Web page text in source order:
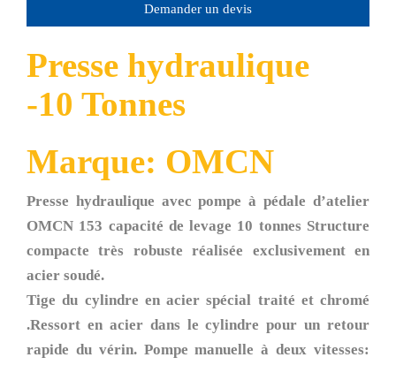
Demander un devis
Presse hydraulique
-10 Tonnes
Marque: OMCN
Presse hydraulique avec pompe à pédale d’atelier
OMCN 153 capacité de levage 10 tonnes Structure
compacte très robuste réalisée exclusivement en
acier soudé.
Tige du cylindre en acier spécial traité et chromé
.Ressort en acier dans le cylindre pour un retour
rapide du vérin. Pompe manuelle à deux vitesses: